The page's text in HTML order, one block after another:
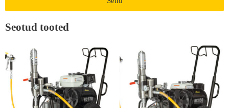
Seotud tooted